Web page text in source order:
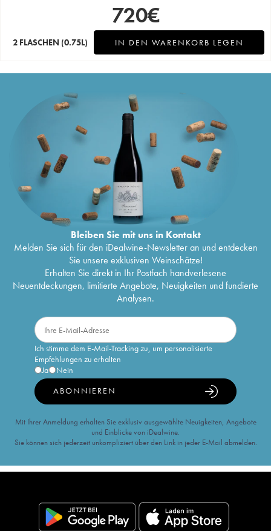
720€
2 FLASCHEN (0.75L) IN DEN WARENKORB LEGEN
Bleiben Sie mit uns in Kontakt
Melden Sie sich für den iDealwine-Newsletter an und entdecken
Sie unsere exklusiven Weinschätze!
Erhalten Sie direkt in Ihr Postfach handverlesene
Neuentdeckungen, limitierte Angebote, Neuigkeiten und fundierte
Analysen.
Ich stimme dem E-Mail-Tracking zu, um personalisierte
Empfehlungen zu erhalten
Ja
Nein
ABONNIEREN
Mit Ihrer Anmeldung erhalten Sie exklusiv ausgewählte Neuigkeiten, Angebote
und Einblicke von iDealwine.
Sie können sich jederzeit unkompliziert über den Link in jeder E-Mail abmelden.